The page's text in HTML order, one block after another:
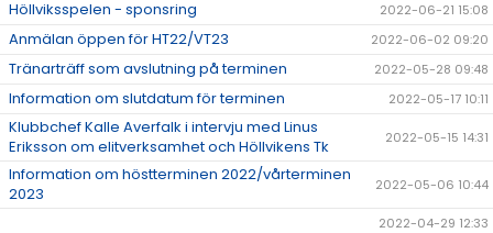
Höllviksspelen - sponsring 2022-06-21 15:08
Anmälan öppen för HT22/VT23 2022-06-02 09:20
Tränarträff som avslutning på terminen 2022-05-28 09:48
Information om slutdatum för terminen 2022-05-17 10:11
Klubbchef Kalle Averfalk i intervju med Linus
Eriksson om elitverksamhet och Höllvikens Tk
2022-05-15 14:31
Information om höstterminen 2022/vårterminen
2023
2022-05-06 10:44
2022-04-29 12:33